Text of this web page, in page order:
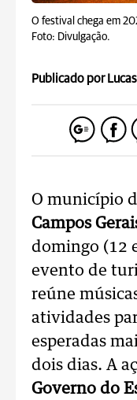
O festival chega em
Foto: Divulgação.
Publicado por
O município
Campos
domingo (12
evento de
reúne
atividades
esperadas
dois dias. A
Governo do